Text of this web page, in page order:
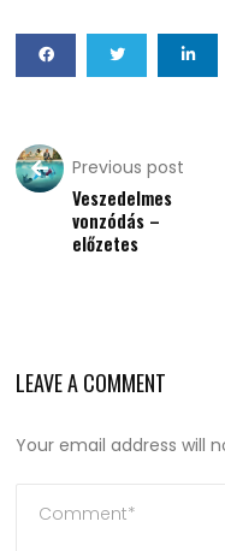
Previous post
Veszedelmes
vonzódás –
előzetes
LEAVE A COMMENT
Your email address will